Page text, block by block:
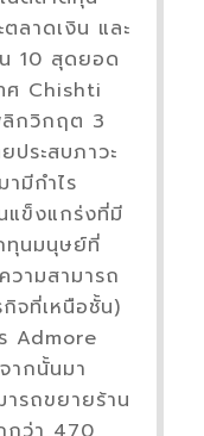
ลาดเงิน และ
10 สุดยอด
ศ Chishti
กวิกฤต 3
ประสบภาวะ
มีกำไร
ข็งแกร่งที่มี
ทุนมนุษย์ที่
วามสามารถ
กิจที่เหนือชั้น)
Admore
ากนั้นมา
รถขยายร้าน